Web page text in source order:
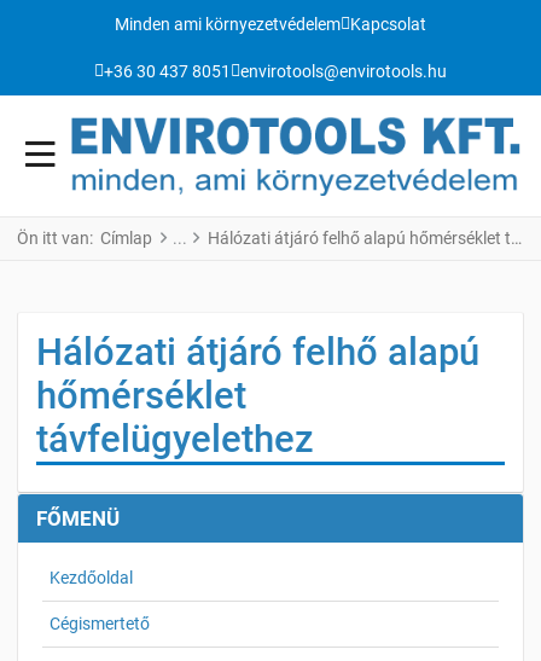
Minden ami környezetvédelem Kapcsolat
+36 30 437 8051 envirotools@envirotools.hu
Ön itt van: Címlap Hálózati átjáró felhő alapú hőmérséklet távfelügyelethez
FŐMENÜ
Kezdőoldal
Cégismertető
Hálózati átjáró felhő alapú
hőmérséklet
távfelügyelethez